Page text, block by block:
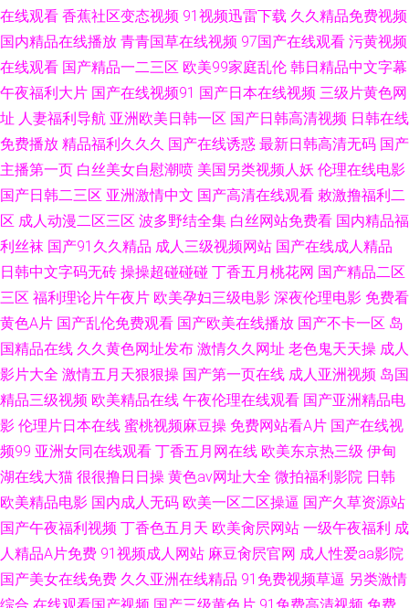
色色小网站 天堂8Aⅴ视颁 黄色www视频 91R茄子视频 东京热天堂精品 91黑
久久黄色网址 91学生妹白虎 wwwAV91网址 屁屁影院网址入口 国产精品尤
物在线观看 亚洲黄三级 午夜福利视频导航
在线观看 香蕉社区变态视频 91视频迅雷下载 久久精品免费视频
国内精品在线播放 青青国草在线视频 97国产在线观看 污黄视频
在线观看 国产精品一二三区 欧美99家庭乱伦 韩日精品中文字幕
午夜福利大片 国产在线视频91 国产日本在线视频 三级片黄色网
址 人妻福利导航 亚洲欧美日韩一区 国产日韩高清视频 日韩在线
免费播放 精品福利久久久 国产在线诱惑 最新日韩高清无码 国产
主播第一页 白丝美女自慰潮喷 美国另类视频人妖 伦理在线电影
国产日韩二三区 亚洲激情中文 国产高清在线观看 敕激撸福利二
区 成人动漫二区三区 波多野结全集 白丝网站免费看 国内精品福
利丝袜 国产91久久精品 成人三级视频网站 国产在线成人精品
日韩中文字码无砖 操操超碰碰碰 丁香五月桃花网 国产精品二区
三区 福利理论片午夜片 欧美孕妇三级电影 深夜伦理电影 免费看
黄色A片 国产乱伦免费观看 国产欧美在线播放 国产不卡一区 岛
国精品在线 久久黄色网址发布 激情久久网址 老色鬼天天操 成人
影片大全 激情五月天狠狠操 国产第一页在线 成人亚洲视频 岛国
精品三级视频 欧美精品在线 午夜伦理在线观看 国产亚洲精品电
影 伦理片日本在线 蜜桃视频麻豆操 免费网站看A片 国产在线视
频99 亚洲女同在线观看 丁香五月网在线 欧美东京热三级 伊甸
湖在线大猫 很很撸日日操 黄色av网址大全 微拍福利影院 日韩
欧美精品电影 国内成人无码 欧美一区二区操逼 国产久草资源站
国产午夜福利视频 丁香色五月天 欧美肏屄网站 一级午夜福利 成
人精品A片免费 91视频成人网站 麻豆肏屄官网 成人性爱aa影院
国产美女在线免费 久久亚洲在线精品 91免费视频草逼 另类激情